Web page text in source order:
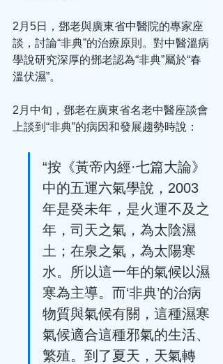
2月5日，鄧老與廣東省中醫院的專家座
談，討論“非典”的治療原則。對中醫溫病
學說研究深厚的鄧老認為“非典”屬於“春
溫伏濕”。
2月中旬，鄧老在廣東省名老中醫座談會
上談到“非典”的病因和發展趨勢時說：
“按《黃帝內經·七篇大論》
中的五運六氣學說，2003
年是癸未年，是火運不及之
年，司天之氣，為太陰濕
土；在泉之氣，為太陽寒
水。所以這一年的氣候以濕
寒為主導。而‘非典’的治病
物質與氣候有關，這種濕寒
氣候適合這種邪氣的生活、
繁殖。到了夏天，天氣轉